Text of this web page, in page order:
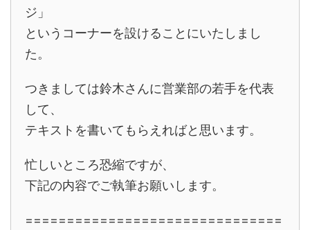
ジ」
というコーナーを設けることにいたしまし
た。
つきましては鈴木さんに営業部の若手を代表
して、
テキストを書いてもらえればと思います。
忙しいところ恐縮ですが、
下記の内容でご執筆お願いします。
===============================